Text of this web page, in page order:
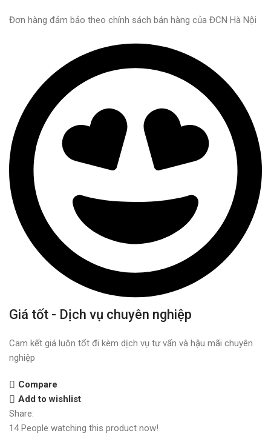
Đơn hàng đảm bảo theo chính sách bán hàng của ĐCN Hà Nội
Giá tốt - Dịch vụ chuyên nghiệp
Cam kết giá luôn tốt đi kèm dịch vụ tư vấn và hậu mãi chuyên
nghiệp
Compare
Add to wishlist
Share:
14 People watching this product now!